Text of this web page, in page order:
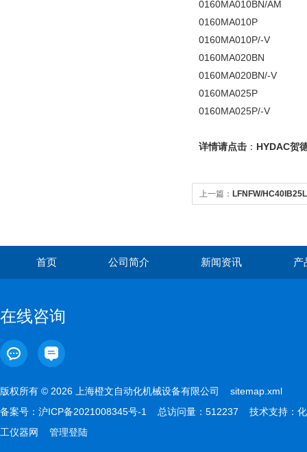
0160MA010BN/AM
0160MA010P
0160MA010P/-V
0160MA020BN
0160MA020BN/-V
0160MA025P
0160MA025P/-V
详情请点击 ： HYDAC贺
上一篇： LFNFW/
首页 公司简介 新闻资讯 产
在线咨询
版权所有 © 2026 上海橙文自动化机械设备有限公司 sitemap.xml
备案号： 沪ICP备2021008345号-1 总访问量：512237 技术支持： 化
工仪器网
管理登陆